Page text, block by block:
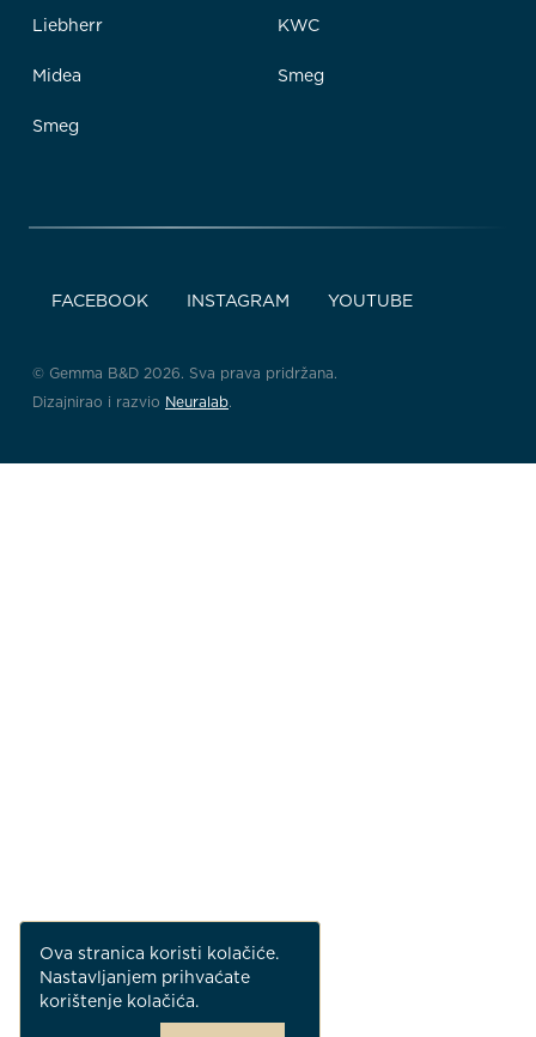
Liebherr
Midea
Smeg
KWC
Smeg
FACEBOOK INSTAGRAM YOUTUBE
© Gemma B&D 2026. Sva prava pridržana.
Dizajnirao i razvio Neuralab.
Ova stranica koristi kolačiće.
Nastavljanjem prihvaćate
korištenje kolačića.